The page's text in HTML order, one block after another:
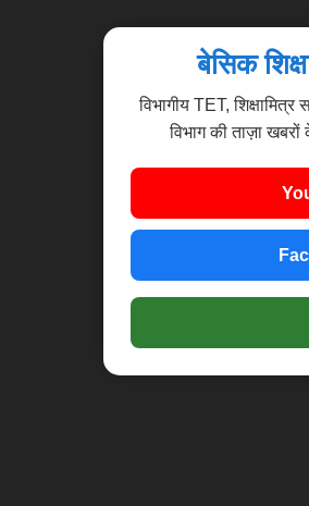
बेसिक
विभागीय TET, शिक्षामित्र
विभाग की ताज़ा